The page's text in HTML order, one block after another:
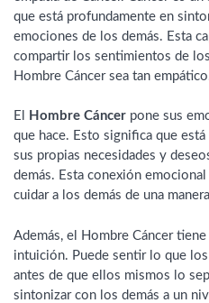
que está profundamente en
emociones de los demás. Esta
compartir los sentimientos de
Hombre Cáncer sea tan
El Hombre Cáncer pone sus
que hace. Esto significa que
sus propias necesidades y
demás. Esta conexión
cuidar a los demás de una
Además, el Hombre Cáncer tiene
intuición. Puede sentir lo que
antes de que ellos mismos lo
sintonizar con los demás a un